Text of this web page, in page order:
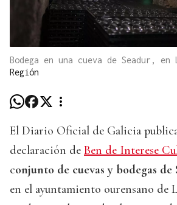
Bodega en una cueva de Seadur, en
Región
El Diario Oficial de Galicia
declaración de Ben de Interese
conjunto de cuevas y bodegas de
en el ayuntamiento ourensano de